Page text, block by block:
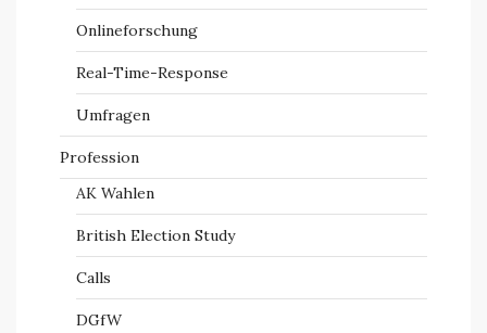
Onlineforschung
Real-Time-Response
Umfragen
Profession
AK Wahlen
British Election Study
Calls
DGfW